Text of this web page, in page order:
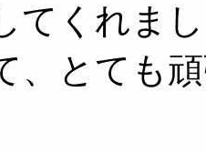
てくれま
、とても